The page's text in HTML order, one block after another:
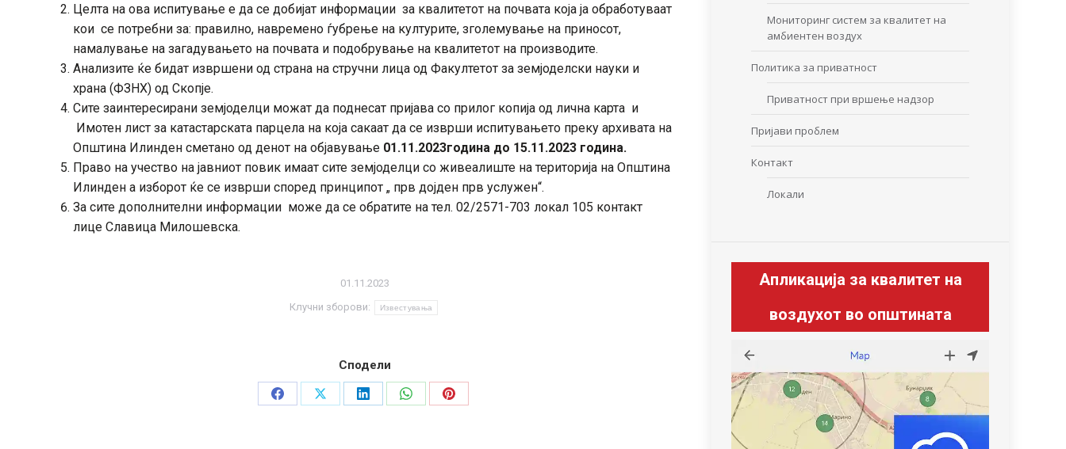
Целта на ова испитување е да се добијат информации за квалитетот на почвата која ја обработуваат
кои се потребни за: правилно, навремено ѓубрење на културите, зголемување на приносот,
намалување на загадувањето на почвата и подобрување на квалитетот на производите.
Анализите ќе бидат извршени од страна на стручни лица од Факултетот за земјоделски науки и
храна (ФЗНХ) од Скопје.
Сите заинтересирани земјоделци можат да поднесат пријава со прилог копија од лична карта и
Имотен лист за катастарската парцела на која сакаат да се изврши испитувањето преку архивата на
Општина Илинден сметано од денот на објавување 01.11.2023година до 15.11.2023 година.
Право на учество на јавниот повик имаат сите земјоделци со живеалиште на територија на Општина
Илинден а изборот ќе се изврши според принципот „ прв дојден прв услужен“.
За сите дополнителни информации може да се обратите на тел. 02/2571-703 локал 105 контакт
лице Славица Милошевска.
01.11.2023
Клучни зборови: Известувања
Сподели
Share
Share
Share
Share
Share
Мониторинг систем за квалитет на
амбиентен воздух
Политика за приватност
Приватност при вршење надзор
Пријави проблем
Контакт
Локали
Апликација за квалитет на
воздухот во општината